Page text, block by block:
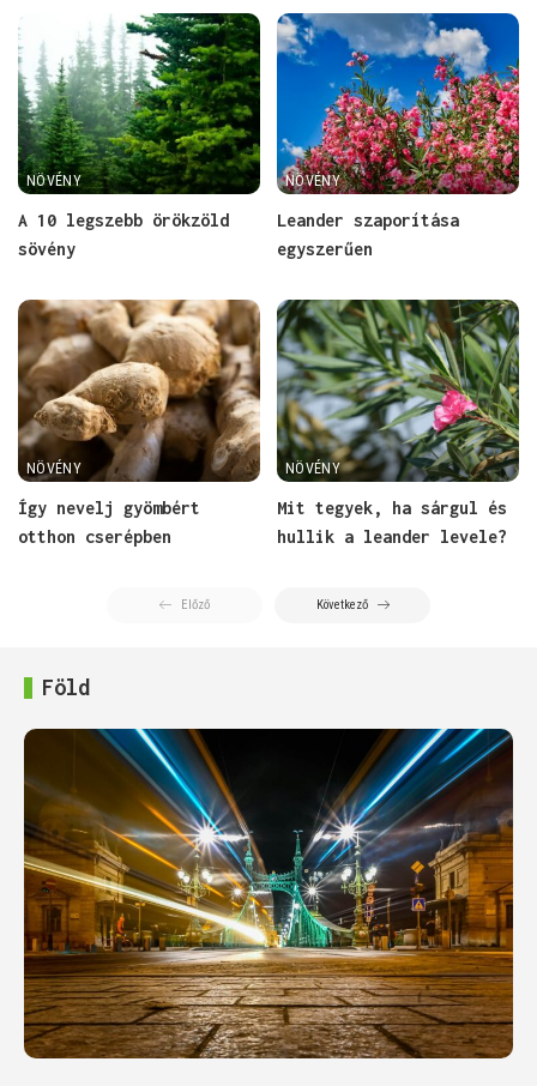
NÖVÉNY
A 10 legszebb örökzöld
sövény
NÖVÉNY
Leander szaporítása
egyszerűen
NÖVÉNY
Így nevelj gyömbért
otthon cserépben
NÖVÉNY
Mit tegyek, ha sárgul és
hullik a leander levele?
Előző Következő
Föld